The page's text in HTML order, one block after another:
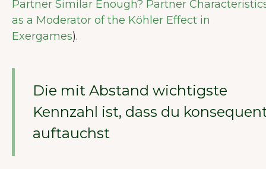
Partner Similar Enough? Partner
as a Moderator of the Köhler Effect in
Exergames).
Die mit Abstand wichtigste
Kennzahl ist, dass du
auftauchst